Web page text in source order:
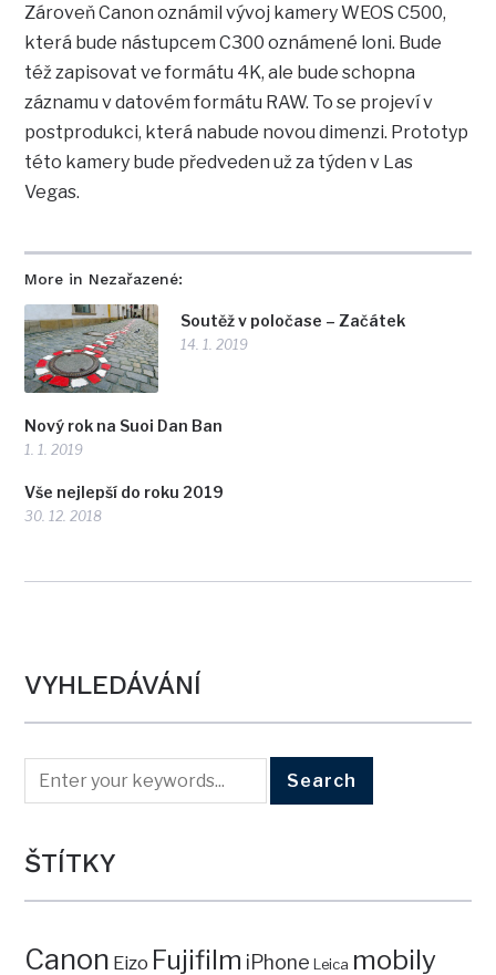
More in Nezařazené:
Soutěž v poločase – Začátek
14. 1. 2019
Nový rok na Suoi Dan Ban
1. 1. 2019
Vše nejlepší do roku 2019
30. 12. 2018
Zároveň Canon oznámil vývoj kamery WEOS C500,
která bude nástupcem C300 oznámené loni. Bude
též zapisovat ve formátu 4K, ale bude schopna
záznamu v datovém formátu RAW. To se projeví v
postprodukci, která nabude novou dimenzi. Prototyp
této kamery bude předveden už za týden v Las
Vegas.
VYHLEDÁVÁNÍ
ŠTÍTKY
Canon Eizo Fujifilm iPhone Leica mobily